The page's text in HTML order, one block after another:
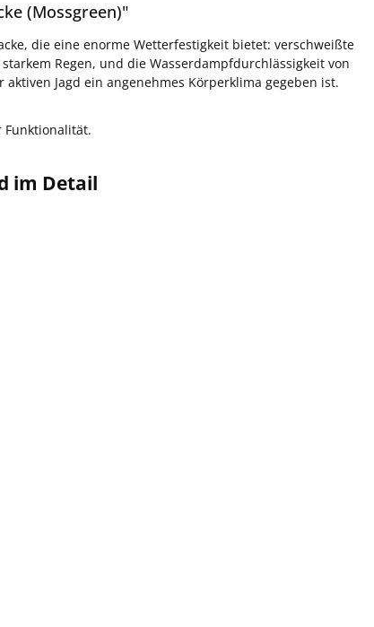
(Mossgreen)"
die eine enorme Wetterfestigkeit bietet: verschweißte
Regen, und die Wasserdampfdurchlässigkeit von
Jagd ein angenehmes Körperklima gegeben ist.
Funktionalität.
im Detail